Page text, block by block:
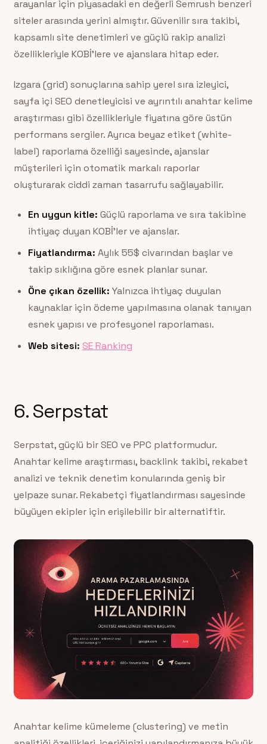
arayanlar için piyasadaki en değerli Semrush benzeri
siteler arasında yerini almıştır. Güvenilir sıra takibi,
kapsamlı site denetimleri ve güçlü rakip analizi
özellikleriyle KOBİ’lere ve ajanslara hitap eder.
Izgara (grid) sonuçlarına sahip yerel sıra izleyici,
sayfa içi SEO denetleyicisi ve ayrıntılı anahtar kelime
araştırması gibi özellikleriyle fiyatına göre üstün
performans sergiler. Ayrıca beyaz etiket (white-
label) raporlama özelliği sayesinde, ajanslar
müşterileri için otomatik markalı raporlar
oluşturarak ciddi zaman tasarrufu sağlayabilir.
En uygun kitle: Güçlü raporlama ve sıra takibine
ihtiyaç duyan KOBİ’ler ve ajanslar.
Fiyatlandırma: Aylık 55$ civarından başlar ve
takip sıklığına göre esnek planlar sunar.
Öne çıkan özellik: Yalnızca ihtiyaç duyulan
kaynaklar için ödeme yapılmasına olanak tanıyan
esnek yapısı ve profesyonel raporlaması.
Web sitesi: SE Ranking
6. Serpstat
Serpstat, güçlü bir SEO ve PPC platformudur.
Anahtar kelime araştırması, backlink takibi, rekabet
analizi ve teknik denetim konularında geniş bir
yelpaze sunar. Rekabetçi fiyatlandırması sayesinde
büyüyen ekipler için erişilebilir bir alternatiftir.
Anahtar kelime kümeleme (clustering) ve metin